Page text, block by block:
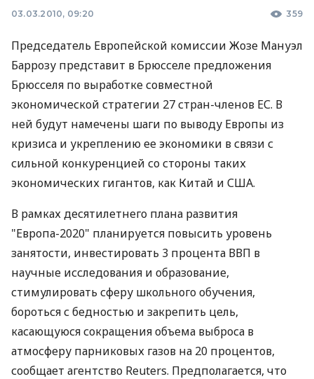
03.03.2010, 09:20 359
Председатель Европейской комиссии Жозе Мануэл
Баррозу представит в Брюсселе предложения
Брюсселя по выработке совместной
экономической стратегии 27 стран-членов ЕС. В
ней будут намечены шаги по выводу Европы из
кризиса и укреплению ее экономики в связи с
сильной конкуренцией со стороны таких
экономических гигантов, как Китай и США.
В рамках десятилетнего плана развития
"Европа-2020" планируется повысить уровень
занятости, инвестировать 3 процента ВВП в
научные исследования и образование,
стимулировать сферу школьного обучения,
бороться с бедностью и закрепить цель,
касающуюся сокращения объема выброса в
атмосферу парниковых газов на 20 процентов,
сообщает агентство Reuters. Предполагается, что